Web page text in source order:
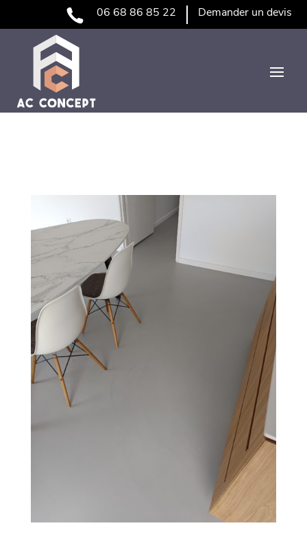
06 68 86 85 22 Demander un devis